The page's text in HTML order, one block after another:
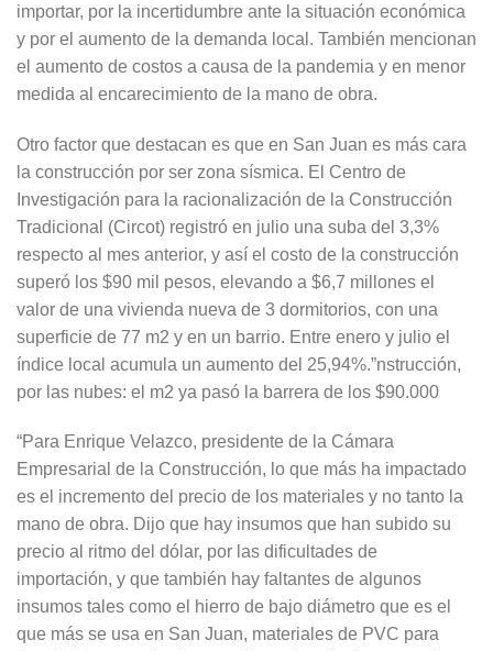
importar, por la incertidumbre ante la situación económica
y por el aumento de la demanda local. También mencionan
el aumento de costos a causa de la pandemia y en menor
medida al encarecimiento de la mano de obra.
Otro factor que destacan es que en San Juan es más cara
la construcción por ser zona sísmica. El Centro de
Investigación para la racionalización de la Construcción
Tradicional (Circot) registró en julio una suba del 3,3%
respecto al mes anterior, y así el costo de la construcción
superó los $90 mil pesos, elevando a $6,7 millones el
valor de una vivienda nueva de 3 dormitorios, con una
superficie de 77 m2 y en un barrio. Entre enero y julio el
índice local acumula un aumento del 25,94%.”nstrucción,
por las nubes: el m2 ya pasó la barrera de los $90.000
“Para Enrique Velazco, presidente de la Cámara
Empresarial de la Construcción, lo que más ha impactado
es el incremento del precio de los materiales y no tanto la
mano de obra. Dijo que hay insumos que han subido su
precio al ritmo del dólar, por las dificultades de
importación, y que también hay faltantes de algunos
insumos tales como el hierro de bajo diámetro que es el
que más se usa en San Juan, materiales de PVC para